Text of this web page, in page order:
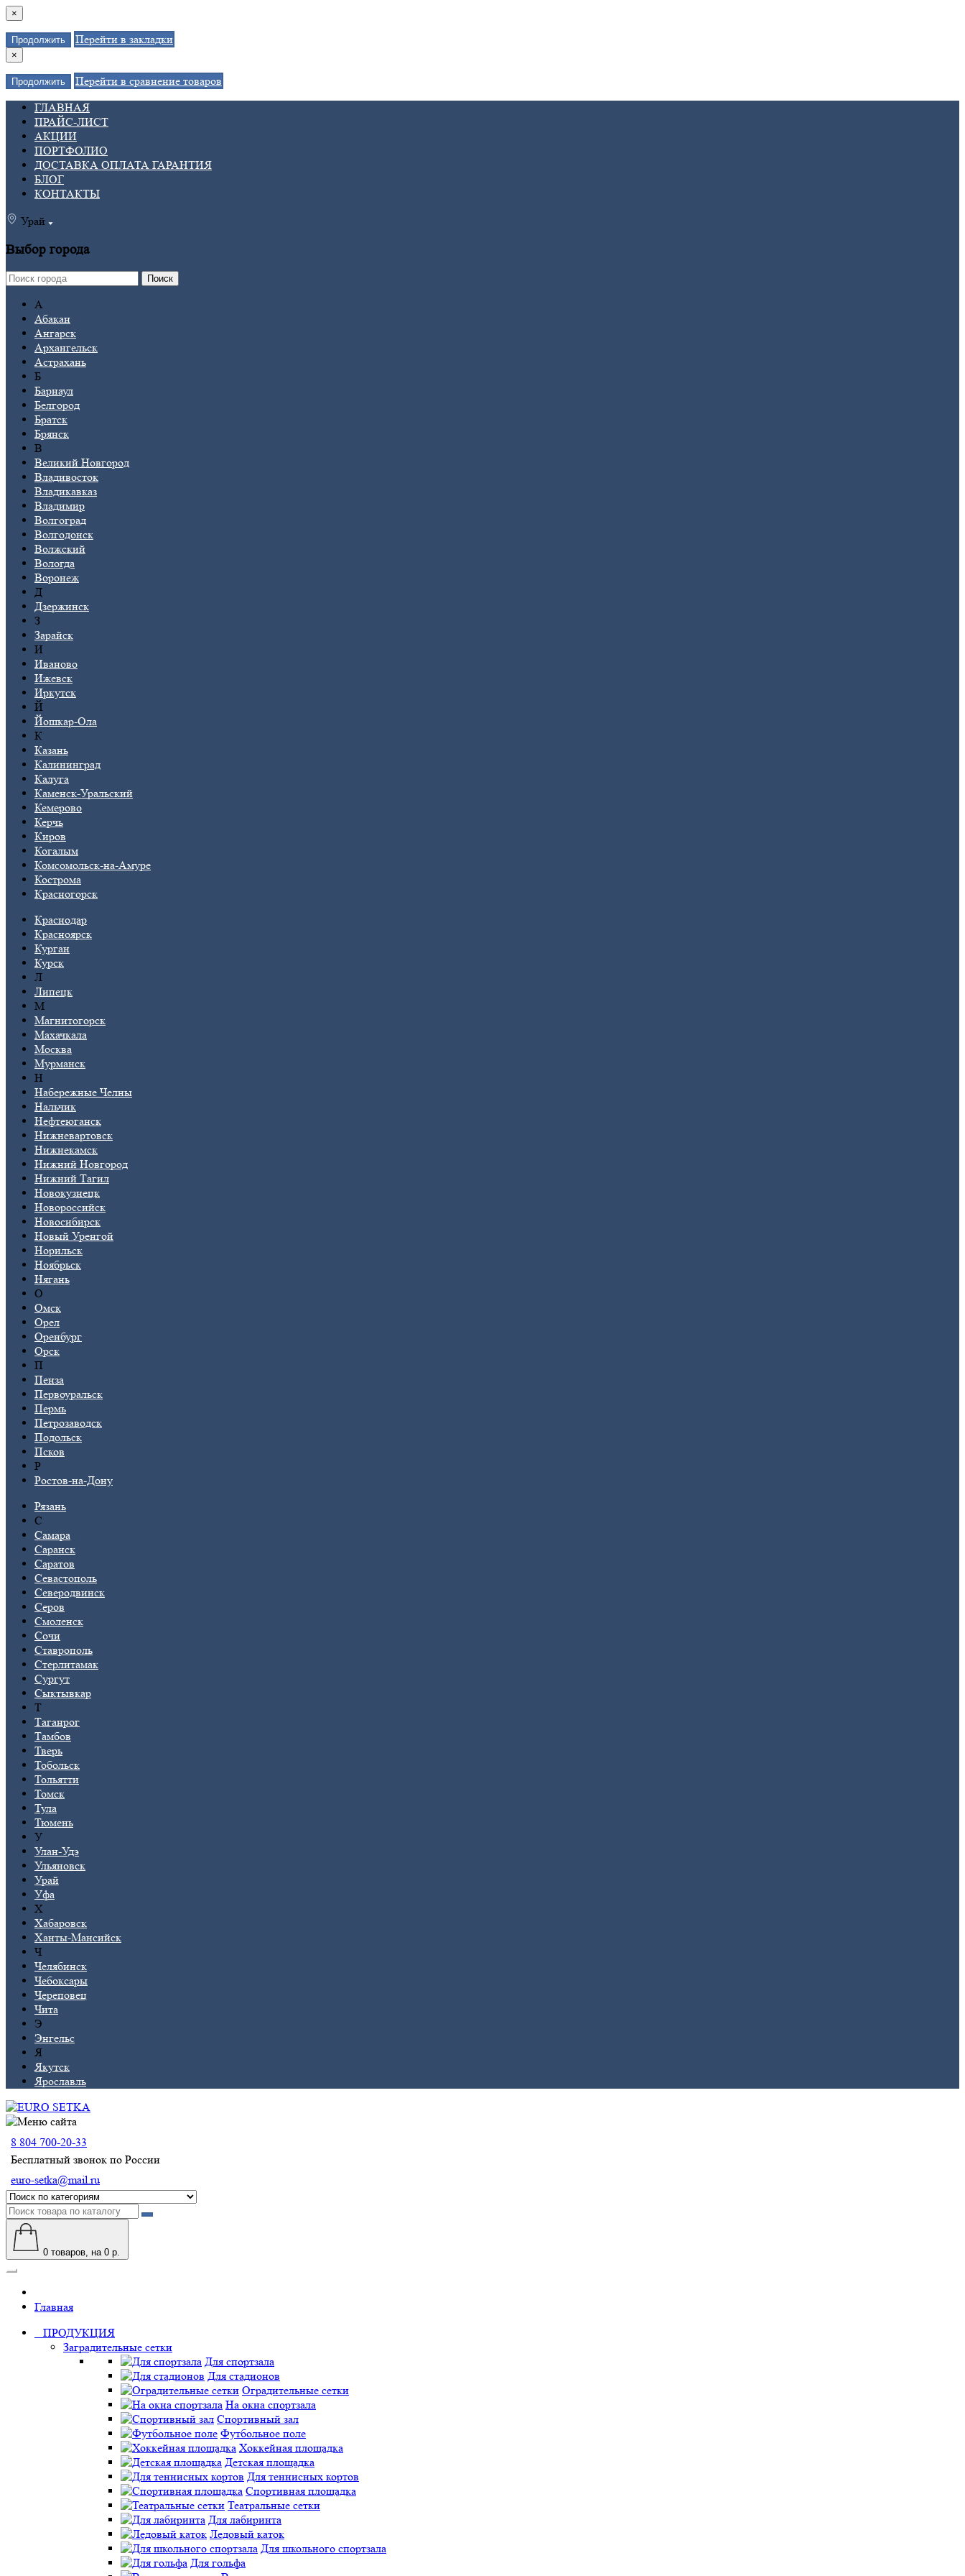
×
Продолжить Перейти в закладки
×
Продолжить
Перейти в сравнение товаров
ГЛАВНАЯ
ПРАЙС-ЛИСТ
АКЦИИ
ПОРТФОЛИО
ДОСТАВКА ОПЛАТА ГАРАНТИЯ
БЛОГ
КОНТАКТЫ
Урай
Выбор города
Поиск
А
Абакан
Ангарск
Архангельск
Астрахань
Б
Барнаул
Белгород
Братск
Брянск
В
Великий Новгород
Владивосток
Владикавказ
Владимир
Волгоград
Волгодонск
Волжский
Вологда
Воронеж
Д
Дзержинск
З
Зарайск
И
Иваново
Ижевск
Иркутск
Й
Йошкар-Ола
К
Казань
Калининград
Калуга
Каменск-Уральский
Кемерово
Керчь
Киров
Когалым
Комсомольск-на-Амуре
Кострома
Красногорск
Краснодар
Красноярск
Курган
Курск
Л
Липецк
М
Магнитогорск
Махачкала
Москва
Мурманск
Н
Набережные Челны
Нальчик
Нефтеюганск
Нижневартовск
Нижнекамск
Нижний Новгород
Нижний Тагил
Новокузнецк
Новороссийск
Новосибирск
Новый Уренгой
Норильск
Ноябрьск
Нягань
О
Омск
Орел
Оренбург
Орск
П
Пенза
Первоуральск
Пермь
Петрозаводск
Подольск
Псков
Р
Ростов-на-Дону
Рязань
С
Самара
Саранск
Саратов
Севастополь
Северодвинск
Серов
Смоленск
Сочи
Ставрополь
Стерлитамак
Сургут
Сыктывкар
Т
Таганрог
Тамбов
Тверь
Тобольск
Тольятти
Томск
Тула
Тюмень
У
Улан-Удэ
Ульяновск
Урай
Уфа
Х
Хабаровск
Ханты-Мансийск
Ч
Челябинск
Чебоксары
Череповец
Чита
Э
Энгельс
Я
Якутск
Ярославль
8 804 700-20-33
Бесплатный звонок по России
euro-setka@mail.ru
0 товаров, на 0 р.
Главная
ПРОДУКЦИЯ
Заградительные сетки
Для спортзала
Для стадионов
Оградительные сетки
На окна спортзала
Спортивный зал
Футбольное поле
Хоккейная площадка
Детская площадка
Для теннисных кортов
Спортивная площадка
Театральные сетки
Для лабиринта
Ледовый каток
Для школьного спортзала
Для гольфа